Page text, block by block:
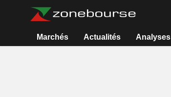
Marchés Actualités Analyses